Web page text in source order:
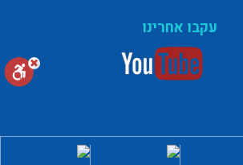
עקבו אחרינו